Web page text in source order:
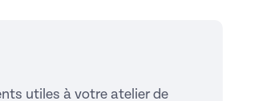
utiles à votre atelier de